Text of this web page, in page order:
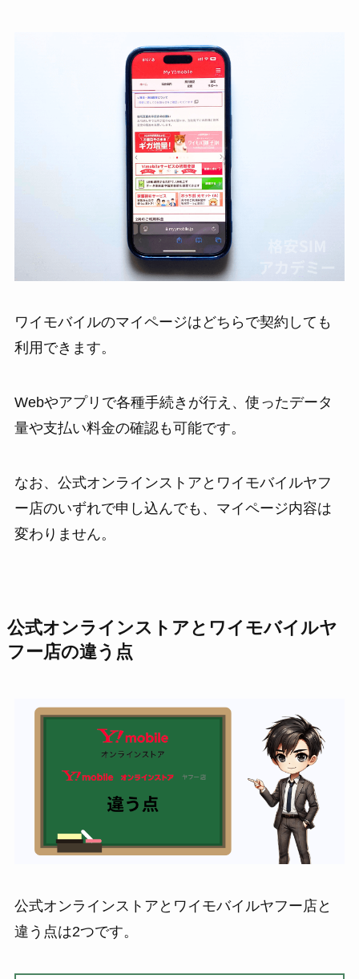
ワイモバイルのマイページはどちらで契約しても
利用できます。
Webやアプリで各種手続きが行え、使ったデータ
量や支払い料金の確認も可能です。
なお、公式オンラインストアとワイモバイルヤフ
ー店のいずれで申し込んでも、マイページ内容は
変わりません。
公式オンラインストアとワイモバイルヤ
フー店の違う点
公式オンラインストアとワイモバイルヤフー店と
違う点は2つです。